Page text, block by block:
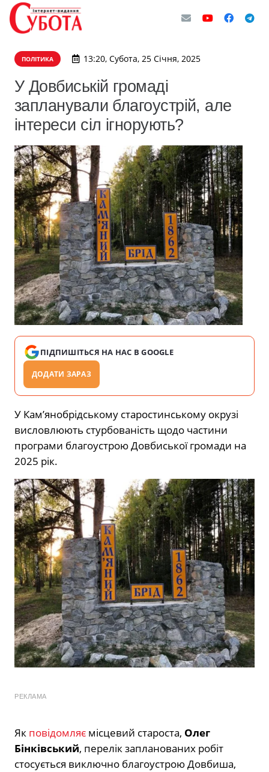
ПОЛІТИКА 13:20, Субота, 25 Січня, 2025
У Довбиській громаді
запланували благоустрій, але
інтереси сіл ігнорують?
ПІДПИШІТЬСЯ НА НАС В GOOGLE
ДОДАТИ ЗАРАЗ
У Кам’янобрідському старостинському окрузі
висловлюють стурбованість щодо частини
програми благоустрою Довбиської громади на
2025 рік.
РЕКЛАМА
Як повідомляє місцевий староста, Олег
Бінківський, перелік запланованих робіт
стосується виключно благоустрою Довбиша,